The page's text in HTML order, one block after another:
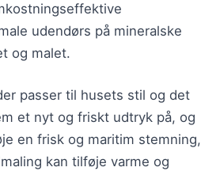
udendørs på mineralske
og malet.
passer til husets stil og det
et nyt og friskt udtryk på, og
en frisk og maritim stemning,
kan tilføje varme og